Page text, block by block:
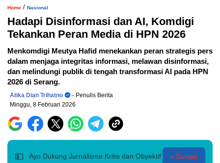
Home / Nasional
Hadapi Disinformasi dan AI, Komdigi
Tekankan Peran Media di HPN 2026
Menkomdigi Meutya Hafid menekankan peran strategis pers
dalam menjaga integritas informasi, melawan disinformasi,
dan melindungi publik di tengah transformasi AI pada HPN
2026 di Serang.
Atika Dian Trihatno
- Penulis Berita
Minggu, 8 Februari 2026
💵 Ayo Dukung Jurnalisme Kritis dan Obyektif + Donasi